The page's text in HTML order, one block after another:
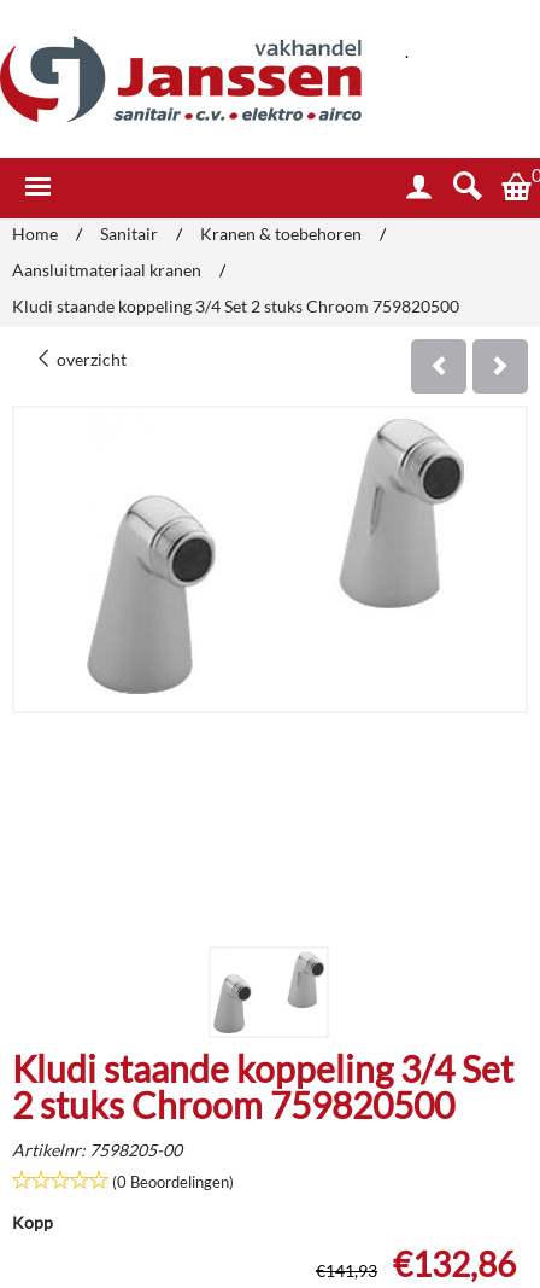
.
Home / Sanitair / Kranen & toebehoren
/
Aansluitmateriaal kranen
/
Kludi staande koppeling 3/4 Set 2 stuks Chroom 759820500
overzicht
Kludi staande koppeling 3/4 Set
2 stuks Chroom 759820500
Artikelnr: 7598205-00
(0 Beoordelingen)
Kopp
€141,93 €132,86